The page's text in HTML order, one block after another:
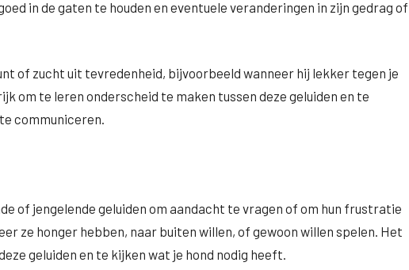
in de gaten te houden en eventuele veranderingen in zijn gedrag of
of zucht uit tevredenheid, bijvoorbeeld wanneer hij lekker tegen je
om te leren onderscheid te maken tussen deze geluiden en te
communiceren.
of jengelende geluiden om aandacht te vragen of om hun frustratie
ze honger hebben, naar buiten willen, of gewoon willen spelen. Het
geluiden en te kijken wat je hond nodig heeft.